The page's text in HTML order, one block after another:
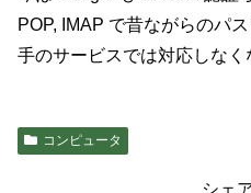
POP, IMAP で昔ながらのパ
手のサービスでは対応しなく
コンピュータ